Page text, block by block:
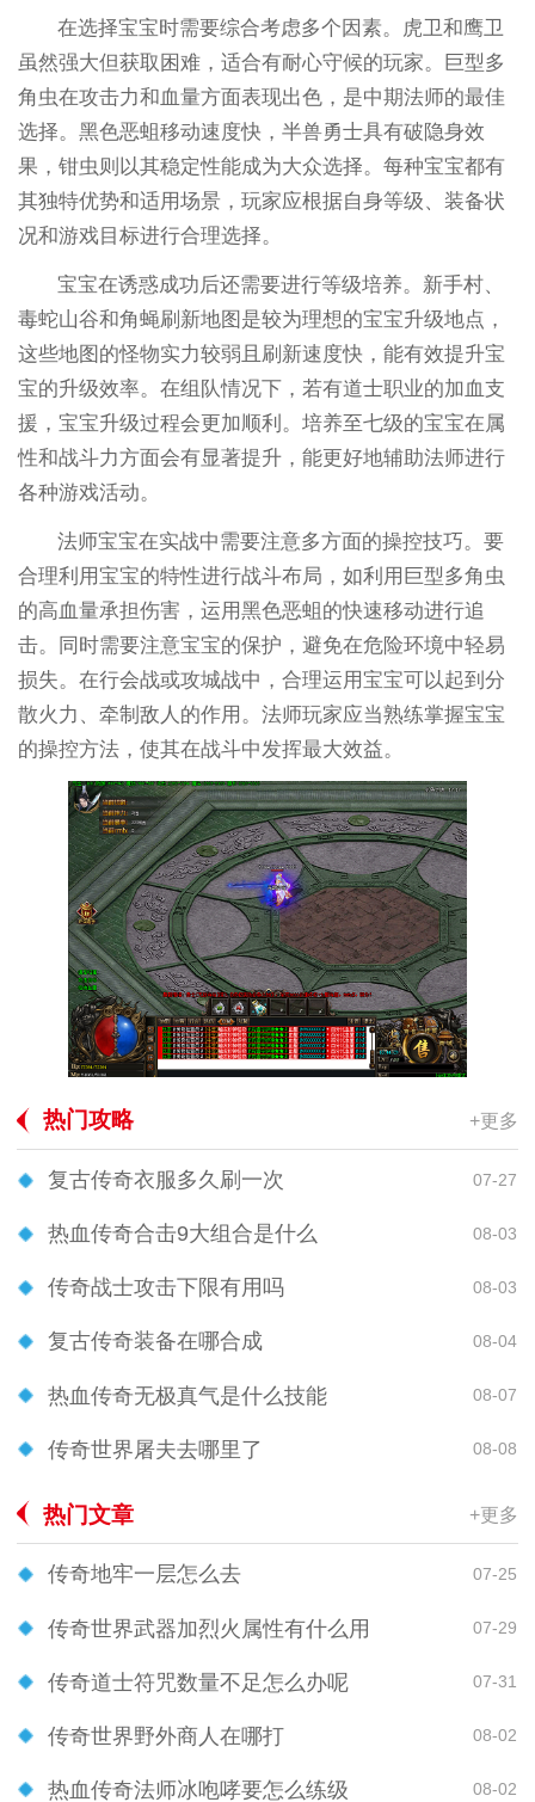
在选择宝宝时需要综合考虑多个因素。虎卫和鹰卫
虽然强大但获取困难，适合有耐心守候的玩家。巨型多
角虫在攻击力和血量方面表现出色，是中期法师的最佳
选择。黑色恶蛆移动速度快，半兽勇士具有破隐身效
果，钳虫则以其稳定性能成为大众选择。每种宝宝都有
其独特优势和适用场景，玩家应根据自身等级、装备状
况和游戏目标进行合理选择。
宝宝在诱惑成功后还需要进行等级培养。新手村、
毒蛇山谷和角蝇刷新地图是较为理想的宝宝升级地点，
这些地图的怪物实力较弱且刷新速度快，能有效提升宝
宝的升级效率。在组队情况下，若有道士职业的加血支
援，宝宝升级过程会更加顺利。培养至七级的宝宝在属
性和战斗力方面会有显著提升，能更好地辅助法师进行
各种游戏活动。
法师宝宝在实战中需要注意多方面的操控技巧。要
合理利用宝宝的特性进行战斗布局，如利用巨型多角虫
的高血量承担伤害，运用黑色恶蛆的快速移动进行追
击。同时需要注意宝宝的保护，避免在危险环境中轻易
损失。在行会战或攻城战中，合理运用宝宝可以起到分
散火力、牵制敌人的作用。法师玩家应当熟练掌握宝宝
的操控方法，使其在战斗中发挥最大效益。
热门攻略 +更多
复古传奇衣服多久刷一次 07-27
热血传奇合击9大组合是什么 08-03
传奇战士攻击下限有用吗 08-03
复古传奇装备在哪合成 08-04
热血传奇无极真气是什么技能 08-07
传奇世界屠夫去哪里了 08-08
热门文章 +更多
传奇地牢一层怎么去 07-25
传奇世界武器加烈火属性有什么用 07-29
传奇道士符咒数量不足怎么办呢 07-31
传奇世界野外商人在哪打 08-02
热血传奇法师冰咆哮要怎么练级 08-02